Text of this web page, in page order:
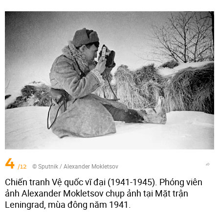
4 /12 © Sputnik / Alexander Mokletsov
Chiến tranh Vệ quốc vĩ đại (1941-1945). Phóng viên
ảnh Alexander Mokletsov chụp ảnh tại Mặt trận
Leningrad, mùa đông năm 1941.